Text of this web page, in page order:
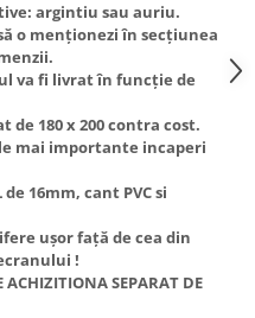
argintiu sau auriu.
o menționezi în secțiunea
va fi livrat în funcție de
de 180 x 200 contra cost.
mai importante incaperi
16mm, cant PVC si
ușor față de cea din
!
ACHIZITIONA SEPARAT DE